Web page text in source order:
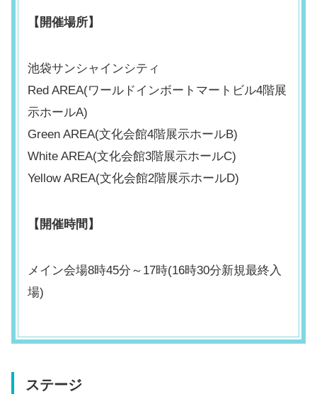
【開催場所】
池袋サンシャインシティ
Red AREA(ワールドインボートマートビル4階展
示ホールA)
Green AREA(文化会館4階展示ホールB)
White AREA(文化会館3階展示ホールC)
Yellow AREA(文化会館2階展示ホールD)
【開催時間】
メイン会場8時45分～17時(16時30分新規最終入
場)
ステージ